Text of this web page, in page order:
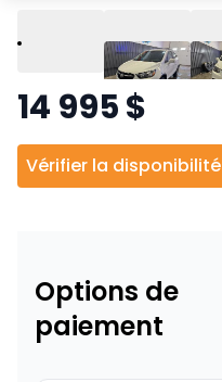
14 995$
Vérifier la disponibilité
Options de
paiement